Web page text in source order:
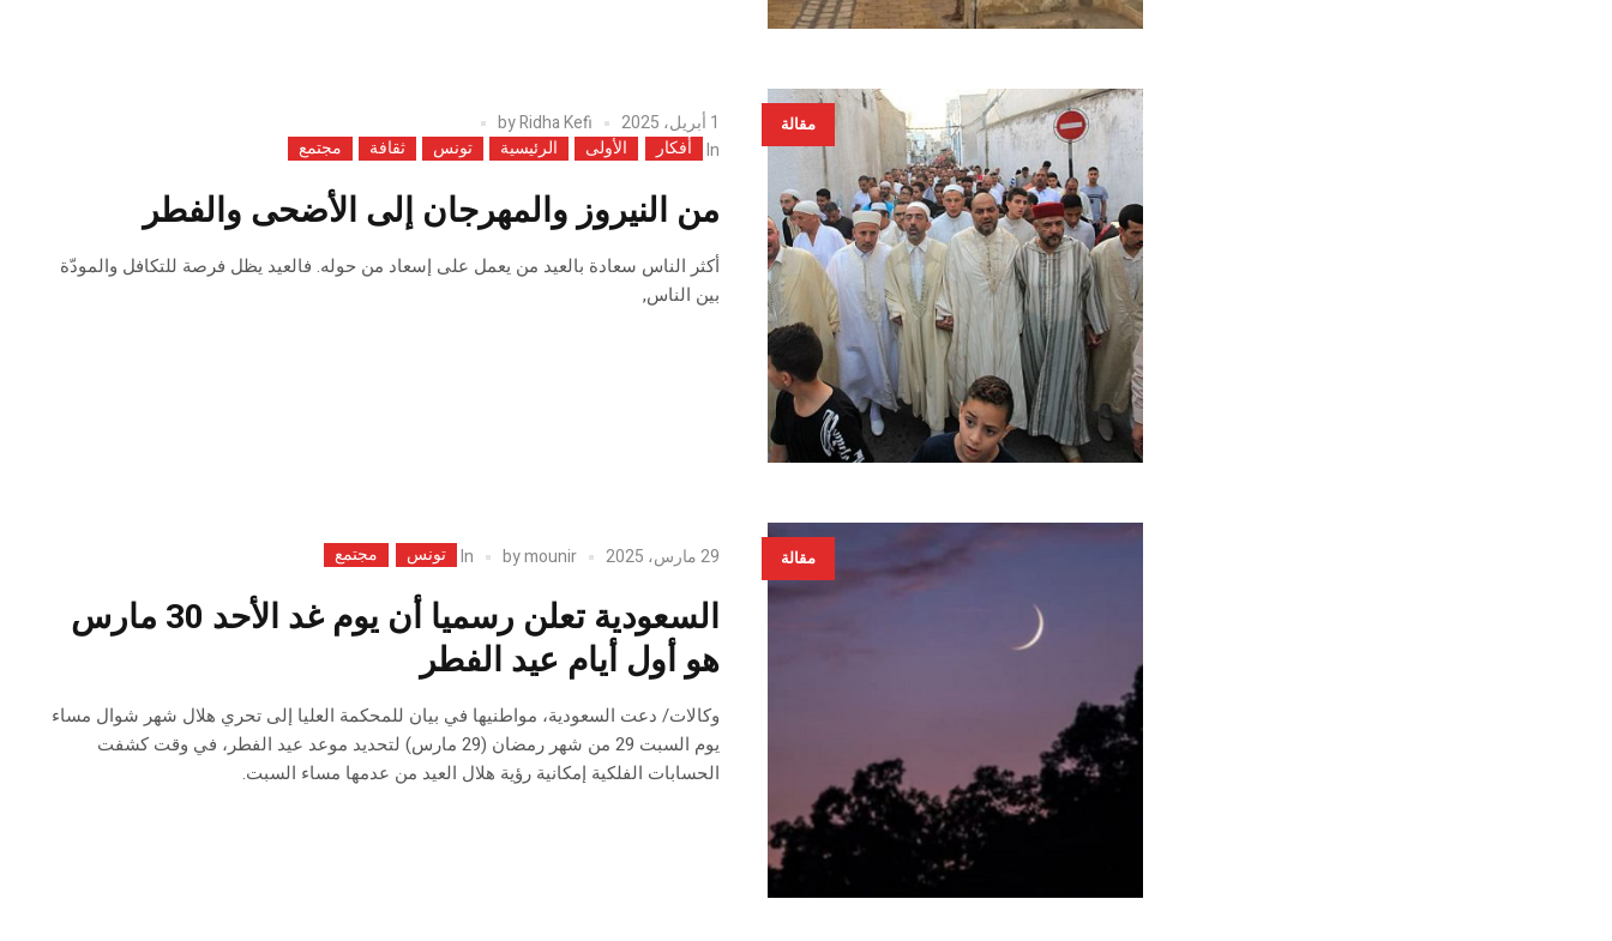
مقالة 1 أبريل، 2025 byRidha Kefi
In
أفكار الأولى الرئيسية تونس ثقافة مجتمع
من النيروز والمهرجان إلى الأضحى والفطر
أكثر الناس سعادة بالعيد من يعمل على إسعاد من حوله. فالعيد يظل فرصة للتكافل والمودّة
بين الناس,
مقالة 29 مارس، 2025 bymounir
In تونس مجتمع
السعودية تعلن رسميا أن يوم غد الأحد 30 مارس
هو أول أيام عيد الفطر
وكالات/ دعت السعودية، مواطنيها في بيان للمحكمة العليا إلى تحري هلال شهر شوال مساء
يوم السبت 29 من شهر رمضان (29 مارس) لتحديد موعد عيد الفطر، في وقت كشفت
الحسابات الفلكية إمكانية رؤية هلال العيد من عدمها مساء السبت.